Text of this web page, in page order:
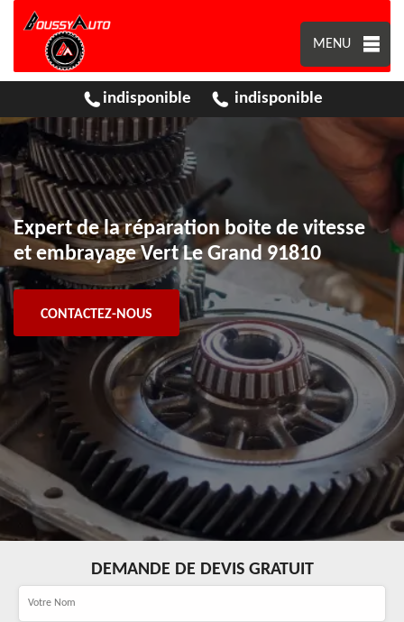
MENU
indisponible indisponible
Expert de la réparation boite de vitesse
et embrayage Vert Le Grand 91810
CONTACTEZ-NOUS
DEMANDE DE DEVIS GRATUIT